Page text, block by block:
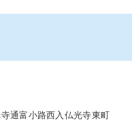
通富小路西入仏光寺東町